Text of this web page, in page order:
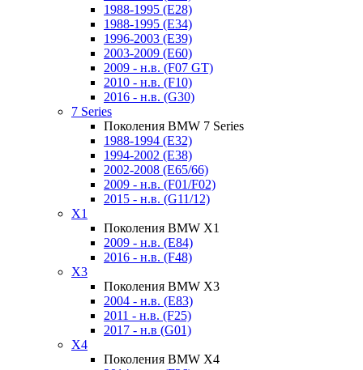
1988-1995 (E28)
1988-1995 (E34)
1996-2003 (E39)
2003-2009 (E60)
2009 - н.в. (F07 GT)
2010 - н.в. (F10)
2016 - н.в. (G30)
7 Series
Поколения BMW 7 Series
1988-1994 (E32)
1994-2002 (E38)
2002-2008 (E65/66)
2009 - н.в. (F01/F02)
2015 - н.в. (G11/12)
X1
Поколения BMW X1
2009 - н.в. (E84)
2016 - н.в. (F48)
X3
Поколения BMW X3
2004 - н.в. (E83)
2011 - н.в. (F25)
2017 - н.в (G01)
X4
Поколения BMW X4